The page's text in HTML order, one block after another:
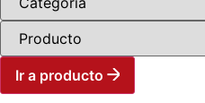
Ir a producto